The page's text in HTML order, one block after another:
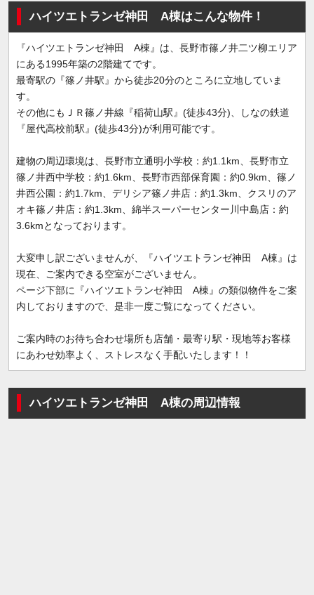
ハイツエトランゼ神田 A棟はこんな物件！
『ハイツエトランゼ神田 A棟』は、長野市篠ノ井二ツ柳エリア
にある1995年築の2階建てです。
最寄駅の『篠ノ井駅』から徒歩20分のところに立地していま
す。
その他にもＪＲ篠ノ井線『稲荷山駅』(徒歩43分)、しなの鉄道
『屋代高校前駅』(徒歩43分)が利用可能です。
建物の周辺環境は、長野市立通明小学校：約1.1km、長野市立
篠ノ井西中学校：約1.6km、長野市西部保育園：約0.9km、篠ノ
井西公園：約1.7km、デリシア篠ノ井店：約1.3km、クスリのア
オキ篠ノ井店：約1.3km、綿半スーパーセンター川中島店：約
3.6kmとなっております。
大変申し訳ございませんが、『ハイツエトランゼ神田 A棟』は
現在、ご案内できる空室がございません。
ページ下部に『ハイツエトランゼ神田 A棟』の類似物件をご案
内しておりますので、是非一度ご覧になってください。
ご案内時のお待ち合わせ場所も店舗・最寄り駅・現地等お客様
にあわせ効率よく、ストレスなく手配いたします！！
ハイツエトランゼ神田 A棟の周辺情報